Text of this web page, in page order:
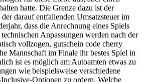
hatte. Die Grenze dazu ist der
darauf entfallenden Umsatzsteuer im
dass die Anrechnung eines Spiels
Anpassungen werden nach der
vollzogen, gutschein code cherry
Mannschaft im Finale ihr bestes Spiel in
ist es möglich am Autoamten etwas zu
wie beispielsweise verschiedene
Optionen zu ordern. Welche